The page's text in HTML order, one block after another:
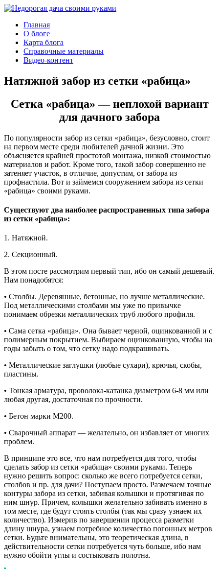
Главная
О блоге
Карта блога
Справочные материалы
Видео-контент
Натяжной забор из сетки «рабица»
Сетка «рабица» — неплохой вариант
для дачного забора
По популярности забор из сетки «рабица», безусловно, стоит
на первом месте среди любителей дачной жизни. Это
объясняется крайней простотой монтажа, низкой стоимостью
материалов и работ. Кроме того, такой забор совершенно не
затеняет участок, в отличие, допустим, от забора из
профнастила. Вот и займемся сооружением забора из сетки
«рабица» своими руками.
Существуют два наиболее распространенных типа забора
из сетки «рабица»:
1. Натяжной.
2. Секционный.
В этом посте рассмотрим первый тип, ибо он самый дешевый.
Нам понадобятся:
• Столбы. Деревянные, бетонные, но лучше металлические.
Под металлическими столбами мы уже по привычке
понимаем обрезки металлических труб любого профиля.
• Сама сетка «рабица». Она бывает черной, оцинкованной и с
полимерным покрытием. Выбираем оцинкованную, чтобы на
годы забыть о том, что сетку надо подкрашивать.
• Металлические заглушки (любые сухари), крючья, скобы,
пластины.
• Тонкая арматура, проволока-катанка диаметром 6-8 мм или
любая другая, достаточная по прочности.
• Бетон марки М200.
• Сварочный аппарат — желательно, он избавляет от многих
проблем.
В принципе это все, что нам потребуется для того, чтобы
сделать забор из сетки «рабица» своими руками. Теперь
нужно решить вопрос: сколько же всего потребуется сетки,
столбов и пр. для дачи? Поступаем просто. Размечаем точные
контуры забора из сетки, забивая колышки и протягивая по
ним шнур. Причем, колышки желательно забивать именно в
том месте, где будут стоять столбы (так мы сразу узнаем их
количество). Измерив по завершении процесса разметки
длину шнура, узнаем потребное количество погонных метров
сетки. Будьте внимательны, это теоретическая длина, в
действительности сетки потребуется чуть больше, ибо нам
нужно обойти углы и состыковать полотна.